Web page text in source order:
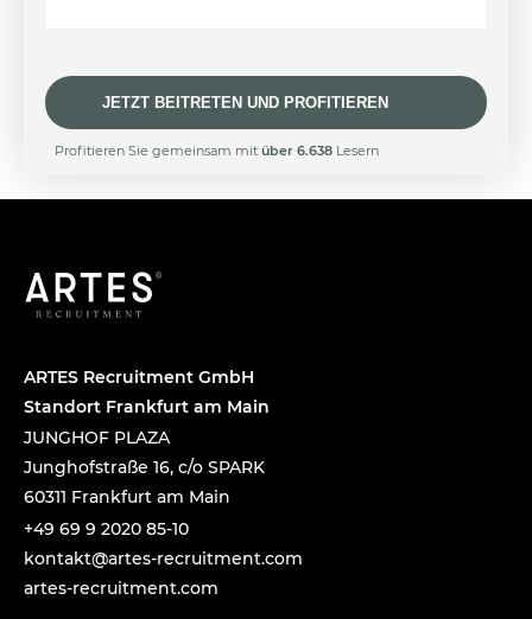
m
a
m
JETZT BEITRETEN UND PROFITIEREN
A
a
t
i
e
:
Profitieren Sie gemeinsam mit über 6.638 Lesern
ARTES Recruitment GmbH
Standort Frankfurt am Main
JUNGHOF PLAZA
Junghofstraße 16, c/o SPARK
60311 Frankfurt am Main
+49 69 9 2020 85-10
moc.t
nemti
urcer
-setr
a@tka
tnok
artes-recruitment.com